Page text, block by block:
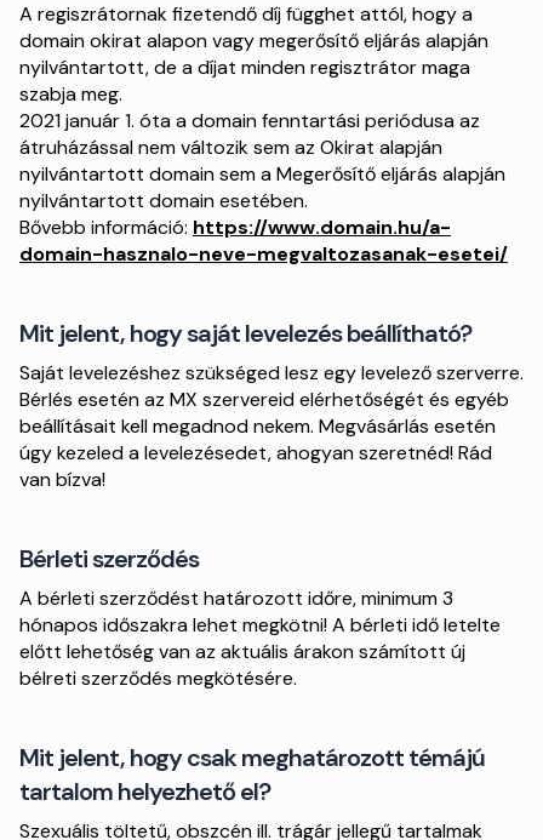
A regiszrátornak fizetendő díj függhet attól, hogy a
domain okirat alapon vagy megerősítő eljárás alapján
nyilvántartott, de a díjat minden regisztrátor maga
szabja meg.
2021 január 1. óta a domain fenntartási periódusa az
átruházással nem változik sem az Okirat alapján
nyilvántartott domain sem a Megerősítő eljárás alapján
nyilvántartott domain esetében.
Bővebb információ: https://www.domain.hu/a-
domain-hasznalo-neve-megvaltozasanak-esetei/
Mit jelent, hogy saját levelezés beállítható?
Saját levelezéshez szükséged lesz egy levelező szerverre.
Bérlés esetén az MX szervereid elérhetőségét és egyéb
beállításait kell megadnod nekem. Megvásárlás esetén
úgy kezeled a levelezésedet, ahogyan szeretnéd! Rád
van bízva!
Bérleti szerződés
A bérleti szerződést határozott időre, minimum 3
hónapos időszakra lehet megkötni! A bérleti idő letelte
előtt lehetőség van az aktuális árakon számított új
bélreti szerződés megkötésére.
Mit jelent, hogy csak meghatározott témájú
tartalom helyezhető el?
Szexuális töltetű, obszcén ill. trágár jellegű tartalmak